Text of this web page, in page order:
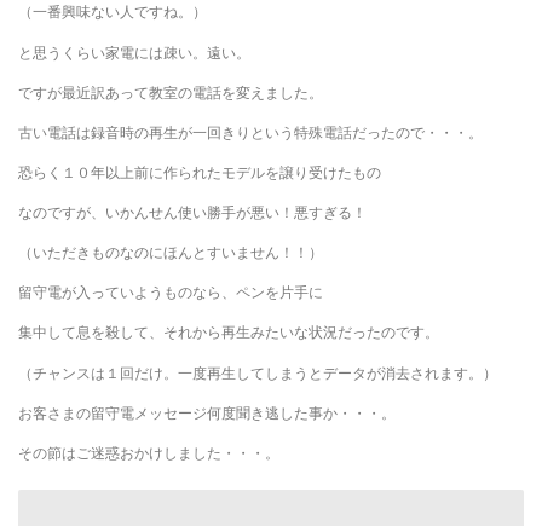
（一番興味ない人ですね。）
と思うくらい家電には疎い。遠い。
ですが最近訳あって教室の電話を変えました。
古い電話は録音時の再生が一回きりという特殊電話だったので・・・。
恐らく１０年以上前に作られたモデルを譲り受けたもの
なのですが、いかんせん使い勝手が悪い！悪すぎる！
（いただきものなのにほんとすいません！！）
留守電が入っていようものなら、ペンを片手に
集中して息を殺して、それから再生みたいな状況だったのです。
（チャンスは１回だけ。一度再生してしまうとデータが消去されます。）
お客さまの留守電メッセージ何度聞き逃した事か・・・。
その節はご迷惑おかけしました・・・。